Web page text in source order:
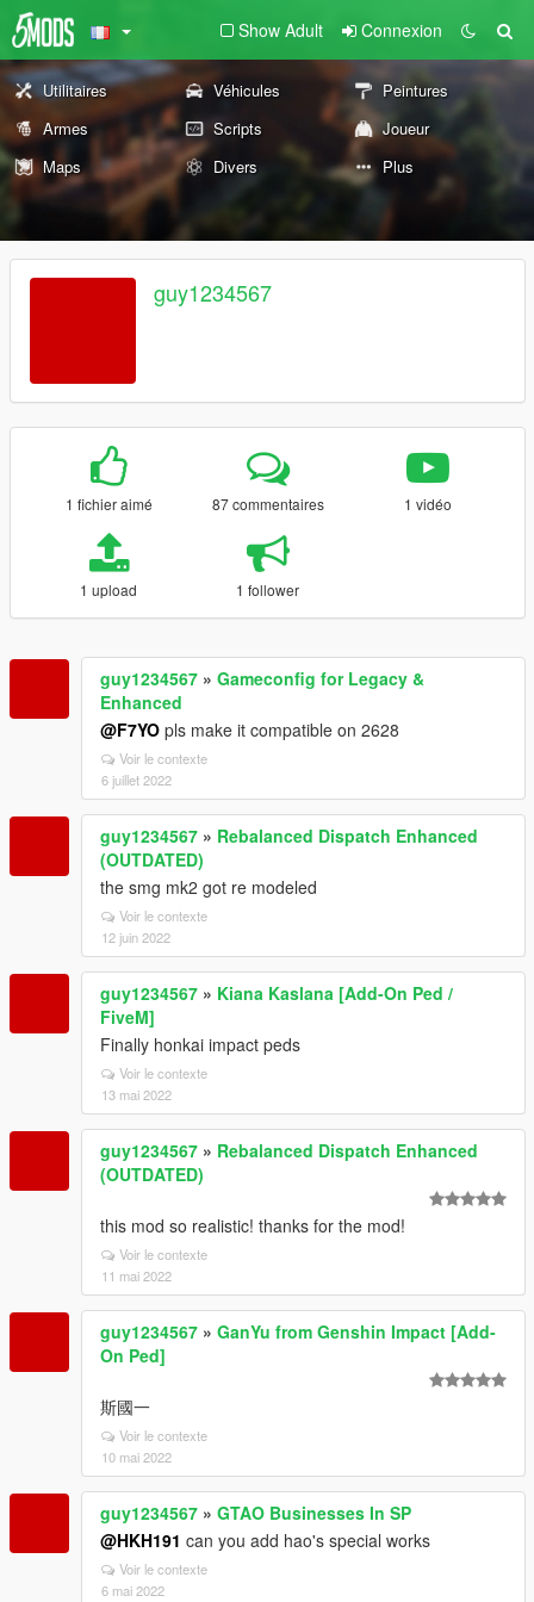
Show Adult Connexion
Utilitaires Véhicules
Peintures
Armes
Scripts
Joueur
Maps
Divers Plus
guy1234567
1 fichier aimé 87 commentaires 1 vidéo
1 upload 1 follower
guy1234567 » Gameconfig for Legacy &
Enhanced
@F7YO pls make it compatible on 2628
Voir le contexte
6 juillet 2022
guy1234567 » Rebalanced Dispatch Enhanced
(OUTDATED)
the smg mk2 got re modeled
Voir le contexte
12 juin 2022
guy1234567 » Kiana Kaslana [Add-On Ped /
FiveM]
Finally honkai impact peds
Voir le contexte
13 mai 2022
guy1234567 » Rebalanced Dispatch Enhanced
(OUTDATED)
this mod so realistic! thanks for the mod!
Voir le contexte
11 mai 2022
guy1234567 » GanYu from Genshin Impact [Add-
On Ped]
斯國一
Voir le contexte
10 mai 2022
guy1234567 » GTAO Businesses In SP
@HKH191 can you add hao's special works
Voir le contexte
6 mai 2022